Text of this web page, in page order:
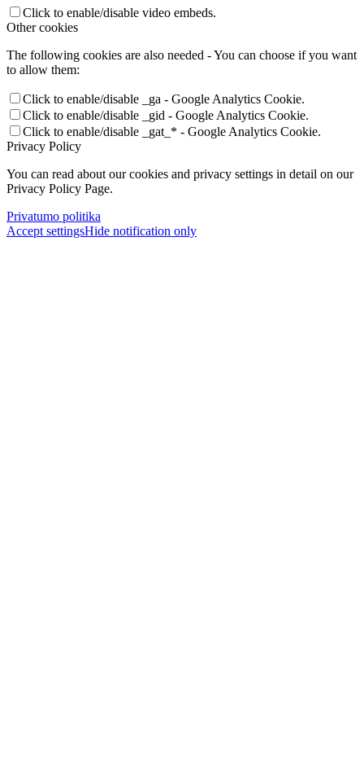
Click to enable/disable video embeds.
Other cookies
The following cookies are also needed - You can choose if you want
to allow them:
Click to enable/disable _ga - Google Analytics Cookie.
Click to enable/disable _gid - Google Analytics Cookie.
Click to enable/disable _gat_* - Google Analytics Cookie.
Privacy Policy
You can read about our cookies and privacy settings in detail on our
Privacy Policy Page.
Privatumo politika
Accept settingsHide notification only